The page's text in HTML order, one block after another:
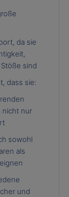
da sie
sind
dass sie:
nicht nur
sowohl
als
und